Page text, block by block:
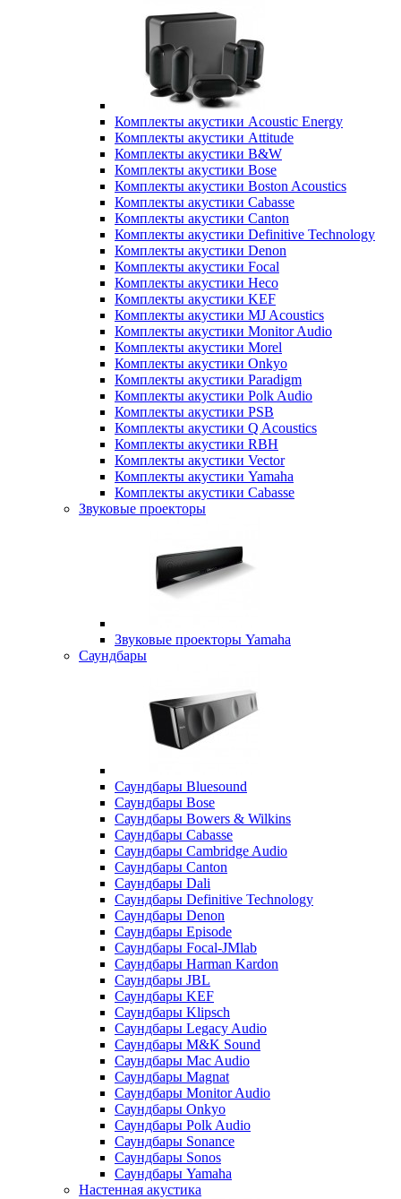
Комплекты акустики Acoustic Energy
Комплекты акустики Attitude
Комплекты акустики B&W
Комплекты акустики Bose
Комплекты акустики Boston Acoustics
Комплекты акустики Cabasse
Комплекты акустики Canton
Комплекты акустики Definitive Technology
Комплекты акустики Denon
Комплекты акустики Focal
Комплекты акустики Heco
Комплекты акустики KEF
Комплекты акустики MJ Acoustics
Комплекты акустики Monitor Audio
Комплекты акустики Morel
Комплекты акустики Onkyo
Комплекты акустики Paradigm
Комплекты акустики Polk Audio
Комплекты акустики PSB
Комплекты акустики Q Acoustics
Комплекты акустики RBH
Комплекты акустики Vector
Комплекты акустики Yamaha
Комплекты акустики Сabasse
Звуковые проекторы
Звуковые проекторы Yamaha
Саундбары
Саундбары Bluesound
Саундбары Bose
Саундбары Bowers & Wilkins
Саундбары Cabasse
Саундбары Cambridge Audio
Саундбары Canton
Саундбары Dali
Саундбары Definitive Technology
Саундбары Denon
Саундбары Episode
Саундбары Focal-JMlab
Саундбары Harman Kardon
Саундбары JBL
Саундбары KEF
Саундбары Klipsch
Саундбары Legacy Audio
Саундбары M&K Sound
Саундбары Mac Audio
Саундбары Magnat
Саундбары Monitor Audio
Саундбары Onkyo
Саундбары Polk Audio
Саундбары Sonance
Саундбары Sonos
Саундбары Yamaha
Настенная акустика